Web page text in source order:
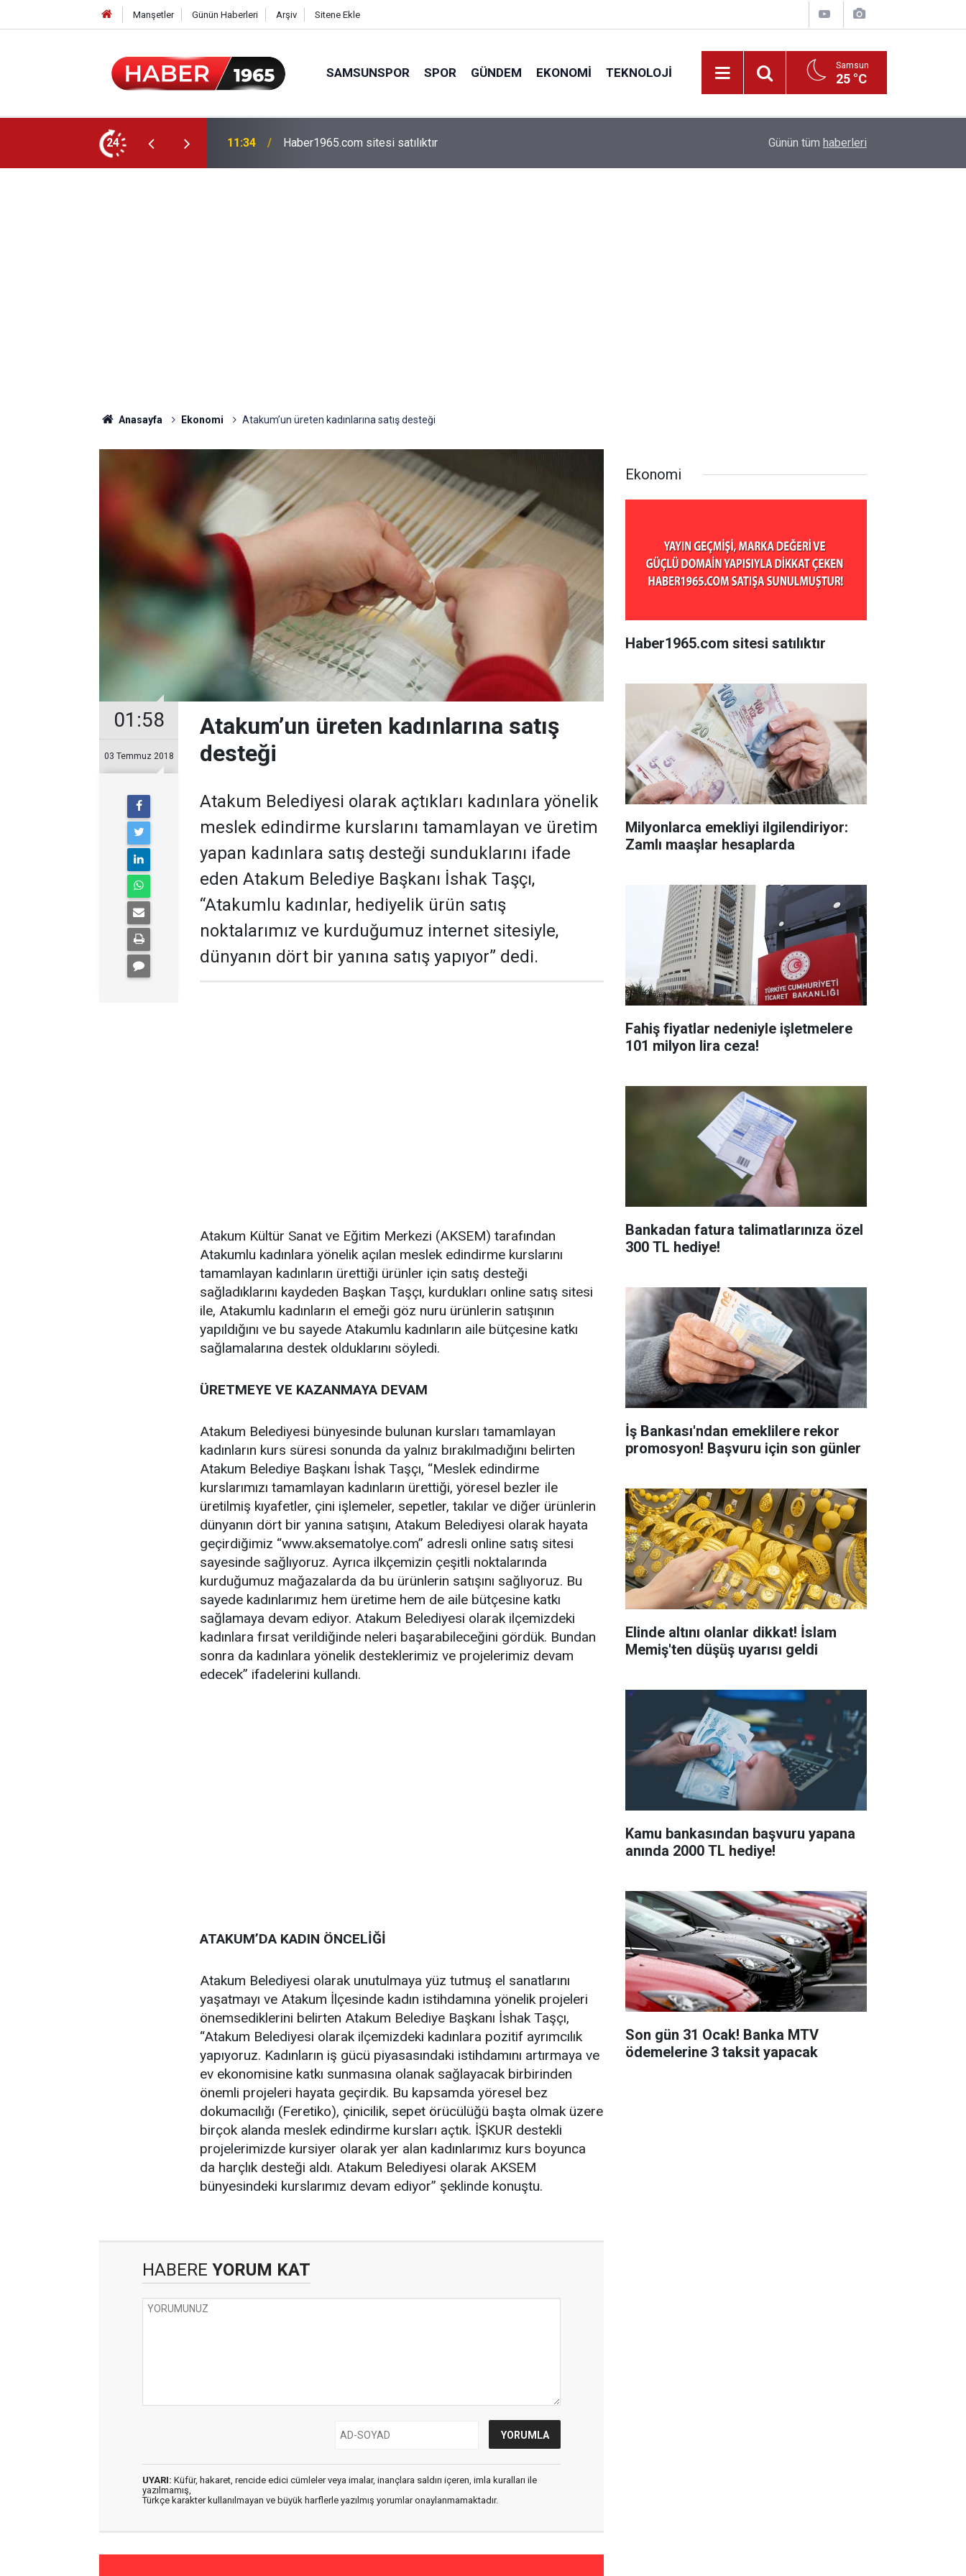
Manşetler Günün Haberleri Arşiv Sitene Ekle
SAMSUNSPOR SPOR GÜNDEM EKONOMI TEKNOLOJI Samsun
25 °C
24 15:52 Milyonlarca emekliyi ilgilendiriyor: Zamlı maaşlar hesaplarda Fahiş fiyatlar nedeniyle işletmelere 101 milyon
Günün tüm haberleri
Anasayfa Ekonomi Atakum’un üreten kadınlarına satış desteği
01:58
03 Temmuz 2018
Atakum’un üreten kadınlarına satış
desteği
Atakum Belediyesi olarak açtıkları kadınlara yönelik
meslek edindirme kurslarını tamamlayan ve üretim
yapan kadınlara satış desteği sunduklarını ifade
eden Atakum Belediye Başkanı İshak Taşçı,
“Atakumlu kadınlar, hediyelik ürün satış
noktalarımız ve kurduğumuz internet sitesiyle,
dünyanın dört bir yanına satış yapıyor” dedi.
Atakum Kültür Sanat ve Eğitim Merkezi (AKSEM) tarafından
Atakumlu kadınlara yönelik açılan meslek edindirme kurslarını
tamamlayan kadınların ürettiği ürünler için satış desteği
sağladıklarını kaydeden Başkan Taşçı, kurdukları online satış sitesi
ile, Atakumlu kadınların el emeği göz nuru ürünlerin satışının
yapıldığını ve bu sayede Atakumlu kadınların aile bütçesine katkı
sağlamalarına destek olduklarını söyledi.
ÜRETMEYE VE KAZANMAYA DEVAM
Atakum Belediyesi bünyesinde bulunan kursları tamamlayan
kadınların kurs süresi sonunda da yalnız bırakılmadığını belirten
Atakum Belediye Başkanı İshak Taşçı, “Meslek edindirme
kurslarımızı tamamlayan kadınların ürettiği, yöresel bezler ile
üretilmiş kıyafetler, çini işlemeler, sepetler, takılar ve diğer ürünlerin
dünyanın dört bir yanına satışını, Atakum Belediyesi olarak hayata
geçirdiğimiz “www.aksematolye.com” adresli online satış sitesi
sayesinde sağlıyoruz. Ayrıca ilkçemizin çeşitli noktalarında
kurduğumuz mağazalarda da bu ürünlerin satışını sağlıyoruz. Bu
sayede kadınlarımız hem üretime hem de aile bütçesine katkı
sağlamaya devam ediyor. Atakum Belediyesi olarak ilçemizdeki
kadınlara fırsat verildiğinde neleri başarabileceğini gördük. Bundan
sonra da kadınlara yönelik desteklerimiz ve projelerimiz devam
edecek” ifadelerini kullandı.
ATAKUM’DA KADIN ÖNCELİĞİ
Atakum Belediyesi olarak unutulmaya yüz tutmuş el sanatlarını
yaşatmayı ve Atakum İlçesinde kadın istihdamına yönelik projeleri
önemsediklerini belirten Atakum Belediye Başkanı İshak Taşçı,
“Atakum Belediyesi olarak ilçemizdeki kadınlara pozitif ayrımcılık
yapıyoruz. Kadınların iş gücü piyasasındaki istihdamını artırmaya ve
ev ekonomisine katkı sunmasına olanak sağlayacak birbirinden
önemli projeleri hayata geçirdik. Bu kapsamda yöresel bez
dokumacılığı (Feretiko), çinicilik, sepet örücülüğü başta olmak üzere
birçok alanda meslek edindirme kursları açtık. İŞKUR destekli
projelerimizde kursiyer olarak yer alan kadınlarımız kurs boyunca
da harçlık desteği aldı. Atakum Belediyesi olarak AKSEM
bünyesindeki kurslarımız devam ediyor” şeklinde konuştu.
HABERE YORUM KAT
UYARI: Küfür, hakaret, rencide edici cümleler veya imalar, inançlara saldırı içeren, imla kuralları ile
yazılmamış,
Türkçe karakter kullanılmayan ve büyük harflerle yazılmış yorumlar onaylanmamaktadır.
Ekonomi
Haber1965.com sitesi satılıktır
Milyonlarca emekliyi ilgilendiriyor:
Zamlı maaşlar hesaplarda
Fahiş fiyatlar nedeniyle işletmelere
101 milyon lira ceza!
Bankadan fatura talimatlarınıza özel
300 TL hediye!
İş Bankası'ndan emeklilere rekor
promosyon! Başvuru için son günler
Elinde altını olanlar dikkat! İslam
Memiş'ten düşüş uyarısı geldi
Kamu bankasından başvuru yapana
anında 2000 TL hediye!
Son gün 31 Ocak! Banka MTV
ödemelerine 3 taksit yapacak